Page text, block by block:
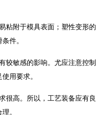
粘附于模具表面；塑性变形的
件。
较敏感的影响。尤应注意控制
用要求。
很高。所以，工艺装备应有良
。